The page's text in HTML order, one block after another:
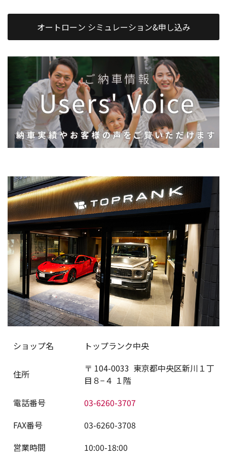
オートローン シミュレーション&申し込み
ショップ名 トップランク中央
住所 〒 104-0033 東京都中央区新川１丁
目８−４ １階
電話番号
03-6260-3707
FAX番号
03-6260-3708
営業時間
10:00-18:00